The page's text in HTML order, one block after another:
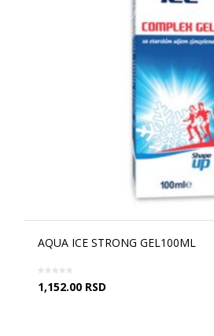
AQUA ICE STRONG GEL100ML
1,152.00 RSD